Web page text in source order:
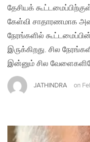
தேசியக்
கேள்வி சாதாரணமாக
நேரங்களில்
இருக்கிறது. சில
இன்னும் சில
JATHINDRA on